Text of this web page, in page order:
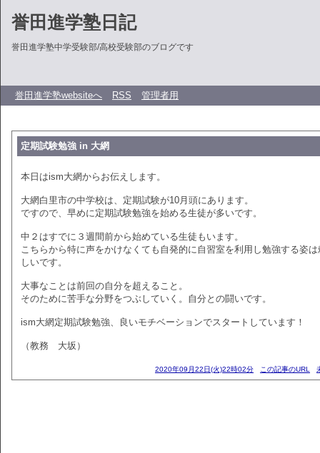
誉田進学塾日記
誉田進学塾中学受験部/高校受験部のブログです
誉田進学塾websiteへ RSS 管理者用
定期試験勉強 in 大網
本日はism大網からお伝えします。
大網白里市の中学校は、定期試験が10月頭にあります。
ですので、早めに定期試験勉強を始める生徒が多いです。
中２はすでに３週間前から始めている生徒もいます。
こちらから特に声をかけなくても自発的に自習室を利用し勉強する姿は
しいです。
大事なことは前回の自分を超えること。
そのために苦手な分野をつぶしていく。自分との闘いです。
ism大網定期試験勉強、良いモチベーションでスタートしています！
（教務 大坂）
2020年09月22日(火)22時02分 この記事のURL